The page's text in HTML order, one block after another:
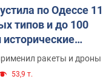
по Одессе 11
типов и до 100
Фото
ракеты и дроны
53,9 т.